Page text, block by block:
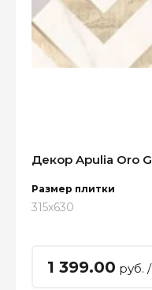
Декор Apulia Oro
Размер плитки
315x630
1 399.00 руб.